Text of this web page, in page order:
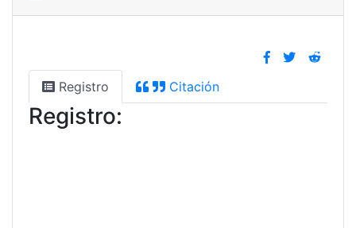
Registro Citación
Registro: